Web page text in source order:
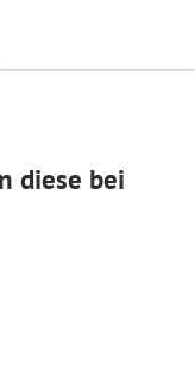
Search
diese bei